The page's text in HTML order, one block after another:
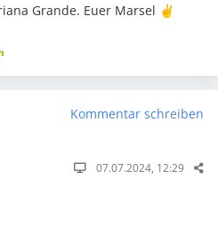
Grande. Euer Marsel ✌️
Kommentar schreiben
07.07.2024, 12:29